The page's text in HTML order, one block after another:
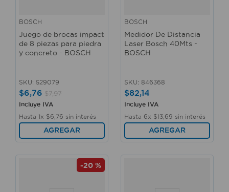
BOSCH
Juego de brocas impact
de 8 piezas para piedra
y concreto - BOSCH
SKU: 529079
$6,76 $7,97
Incluye IVA
Hasta 1x $6 76 sin interés
AGREGAR
BOSCH
Medidor De Distancia
Laser Bosch 40Mts -
BOSCH
SKU: 846368
$82,14
Incluye IVA
Hasta 6x $13 69 sin interés
AGREGAR
-20 %